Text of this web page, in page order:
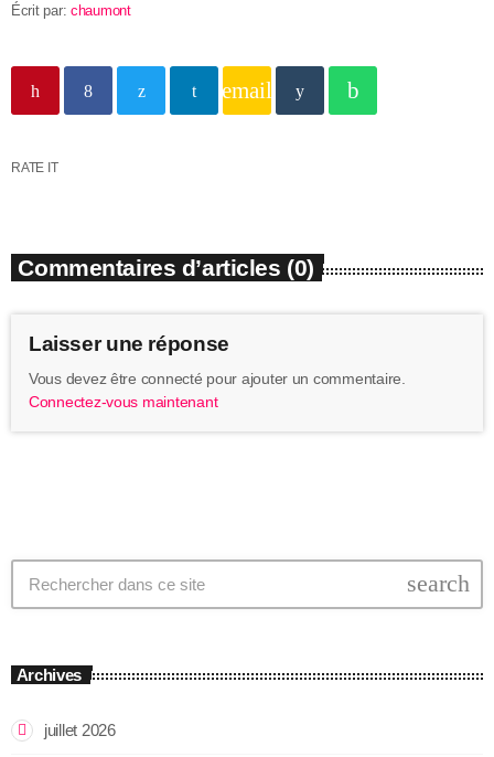
Écrit par:chaumont
email
RATE IT
Commentaires d’articles (0)
Laisser une réponse
Vous devez être connecté pour ajouter un commentaire.
Connectez-vous maintenant
search
Archives
juillet 2026